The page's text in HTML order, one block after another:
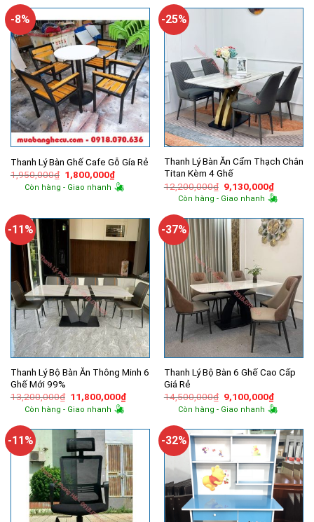
4,550,000₫.
-8%
Thanh Lý Bàn Ghế Cafe Gỗ Gía Rẻ
1,950,000₫ Giá
gốc
là:
1,800,000₫Giá
hiện
tại
Còn hàng - Giao nhanh
-25%
Thanh Lý Bàn Ăn Cẩm Thạch Chân
Titan Kèm 4 Ghế
12,200,000₫ Giá
gốc
là:
9,130,000₫Giá
hiện
tại
Còn hàng - Giao nhanh
-11%
Thanh Lý Bộ Bàn Ăn Thông Minh 6
Ghế Mới 99%
13,200,000₫ Giá
gốc
là:
11,800,000₫Giá
hiện
11,800,000₫.
Còn hàng - Giao nhanh
-37%
Thanh Lý Bộ Bàn 6 Ghế Cao Cấp
Giá Rẻ
14,500,000₫ Giá
gốc
là:
9,100,000₫Giá
hiện
tại
Còn hàng - Giao nhanh
-11% -32%